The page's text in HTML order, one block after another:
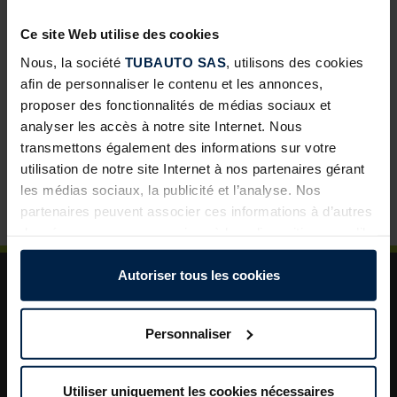
Ce site Web utilise des cookies
Nous, la société TUBAUTO SAS , utilisons des cookies
afin de personnaliser le contenu et les annonces,
proposer des fonctionnalités de médias sociaux et
analyser les accès à notre site Internet. Nous
transmettons également des informations sur votre
utilisation de notre site Internet à nos partenaires gérant
les médias sociaux, la publicité et l’analyse. Nos
partenaires peuvent associer ces informations à d’autres
ont collectées dans le cadre de votre utilisation des
Légalement, nous pouvons stocker des cookies sur votre
fonctionnement de ce site. Pour tous les autres types de
cookies, nous avons besoin de votre autorisation. Vous
Autoriser tous les cookies
Personnaliser
Utiliser uniquement les cookies nécessaires
Abris de jardin avec toit lounge : une solution à forte
valeur ajoutée pour vos clients
Porte de garage sectionnelle : un incontournable pour
développer vos ventes
La porte de garage : un levier de valorisation pour vos
projets clients
Plus de sécurité dans le jardin : un aménagement
astucieux pour plus d’ordre et de rangement
A propos de TUBAUTO